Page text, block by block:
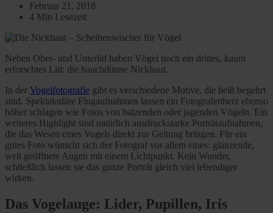
Februar 21, 2018
4 Min Lesezeit
Neben Ober- und Unterlid haben Vögel noch ein drittes, kaum
erforschtes Lid: die hauchdünne Nickhaut.
In der Vogelfotografie gibt es verschiedene Motive, die heiß begehrt
sind. Spektakuläre Flugaufnahmen lassen ein Fotografenherz ebenso
höher schlagen wie Fotos von balzenden oder jagenden Vögeln. Ein
weiteres Highlight sind natürlich ausdruckstarke Porträtaufnahmen,
die das Wesen eines Vogels direkt zur Geltung bringen. Für ein
gutes Foto wünscht sich der Fotograf vor allem eines: glänzende,
weit geöffnete Augen mit einem Lichtpunkt. Kein Wunder,
schließlich lassen sie das ganze Porträt gleich viel lebendiger
wirken.
Das Vogelauge: Lider, Pupillen, Iris